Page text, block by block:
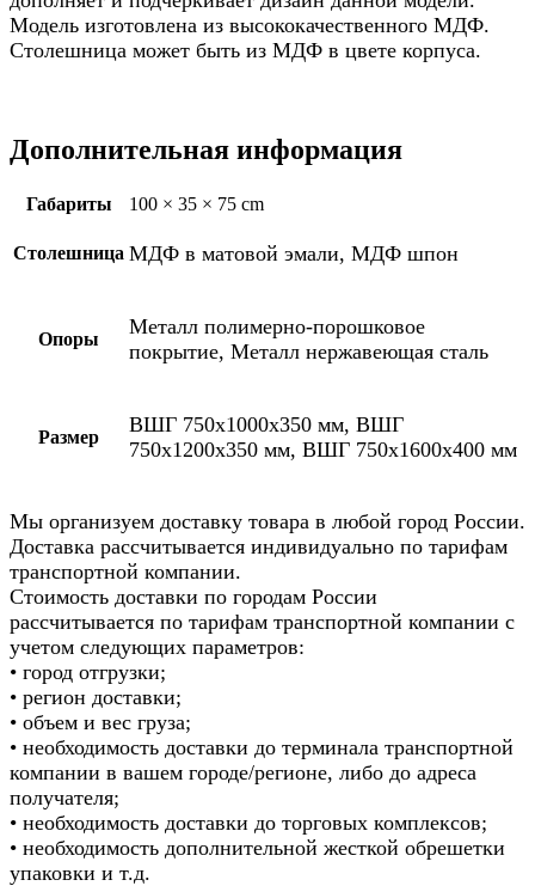
Модель изготовлена из высококачественного МДФ.
Cтолешница может быть из МДФ в цвете корпуса.
Дополнительная информация
Габариты 100 × 35 × 75 cm
Столешница МДФ в матовой эмали, МДФ шпон
Опоры
Металл полимерно-порошковое
покрытие, Металл нержавеющая сталь
Размер
ВШГ 750х1000х350 мм, ВШГ
750х1200х350 мм, ВШГ 750х1600х400 мм
Мы организуем доставку товара в любой город России.
Доставка рассчитывается индивидуально по тарифам
транспортной компании.
Стоимость доставки по городам России
рассчитывается по тарифам транспортной компании с
учетом следующих параметров:
• город отгрузки;
• регион доставки;
• объем и вес груза;
• необходимость доставки до терминала транспортной
компании в вашем городе/регионе, либо до адреса
получателя;
• необходимость доставки до торговых комплексов;
• необходимость дополнительной жесткой обрешетки
упаковки и т.д.